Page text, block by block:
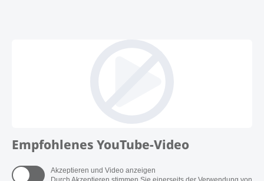
Empfohlenes YouTube-Video
Akzeptieren und Video anzeigen